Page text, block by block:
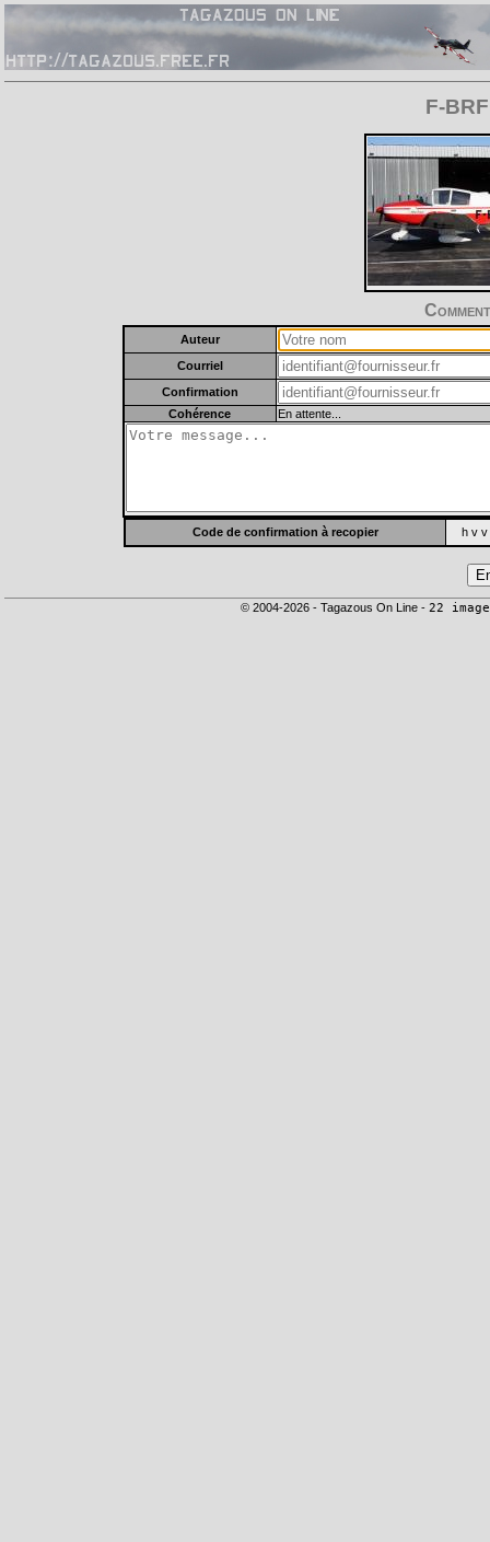
F-
Auteur
Courriel
Confirmation
Cohérence
En attente...
Code de confirmation à recopier h v v
© 2004-2026 - Tagazous On Line - 22